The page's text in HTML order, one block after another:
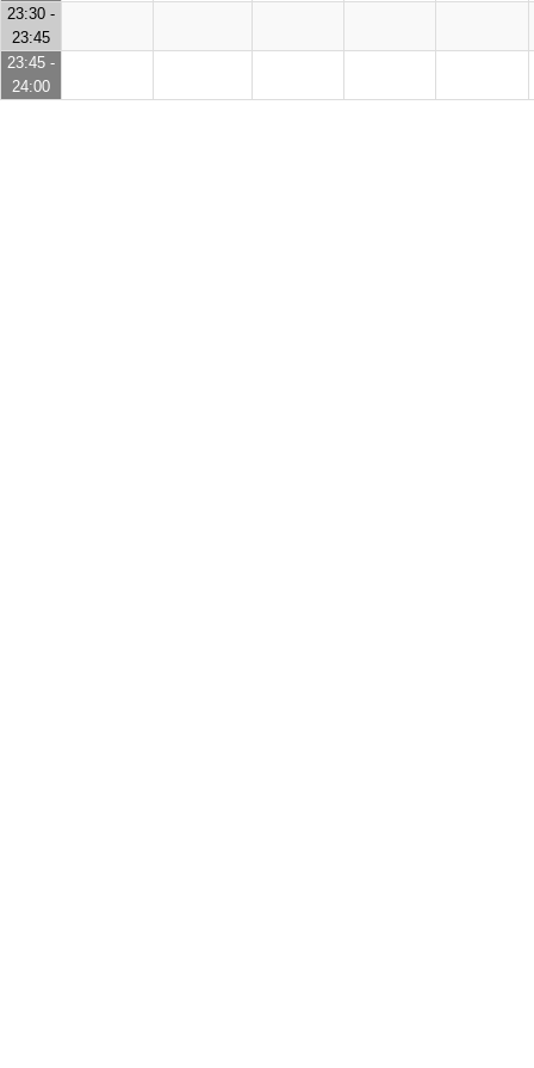
23:30 -
23:45
23:45 -
24:00